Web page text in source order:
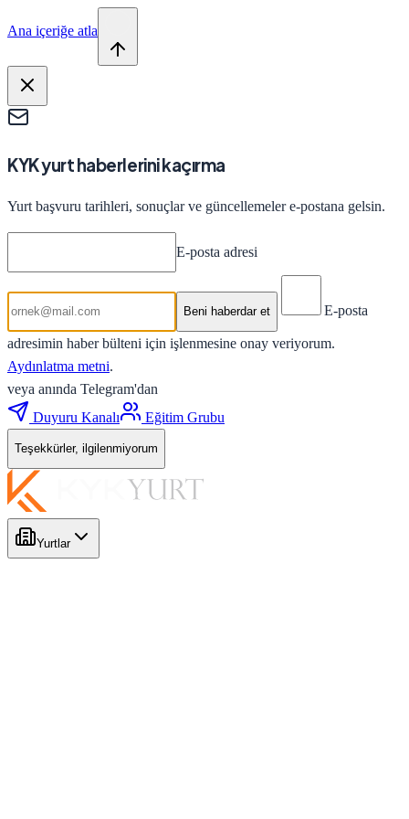
Ana içeriğe atla
KYK yurt haberlerini kaçırma
Yurt başvuru tarihleri, sonuçlar ve güncellemeler e-postana gelsin.
E-posta adresi
Beni haberdar et E-posta
adresimin haber bülteni için işlenmesine onay veriyorum.
Aydınlatma metni.
veya anında Telegram'dan
Duyuru Kanalı
Eğitim Grubu
Teşekkürler, ilgilenmiyorum
Yurtlar